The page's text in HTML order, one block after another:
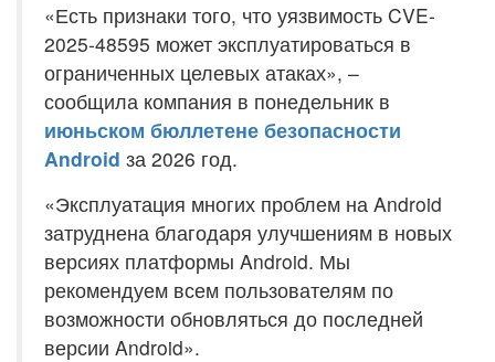
«Есть признаки того, что уязвимость CVE-
2025-48595 может эксплуатироваться в
ограниченных целевых атаках», –
сообщила компания в понедельник в
июньском бюллетене безопасности
Android за 2026 год.
«Эксплуатация многих проблем на Android
затруднена благодаря улучшениям в новых
версиях платформы Android. Мы
рекомендуем всем пользователям по
возможности обновляться до последней
версии Android».